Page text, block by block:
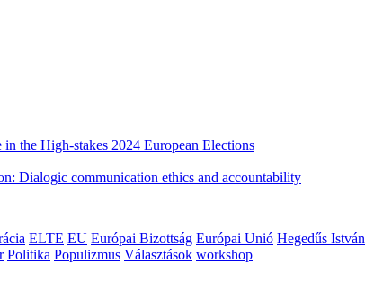
the High-stakes 2024 European Elections
Dialogic communication ethics and accountability
ELTE EU Európai Bizottság Európai Unió Hegedűs István
Politika Populizmus Választások workshop